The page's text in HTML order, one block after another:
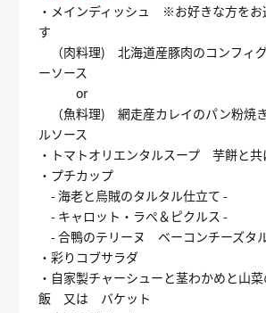
・メインディッシュ ※お好きな方をお
す
（肉料理) 北海道産豚肉のコンフィ
ーソース
or
（魚料理) 網走産カレイのパン粉焼
ルソース
・トマトオリエンタルスープ 芋餅と共
・プチカップ
- 海老と烏賊のタルタル仕立て -
- キャロット・ラぺ＆ピクルス -
- 合鴨のテリーヌ ベーコンチーズタ
・彩りコブサラダ
・自家製チャーシューと茎わかめと山
飯 又は バケット